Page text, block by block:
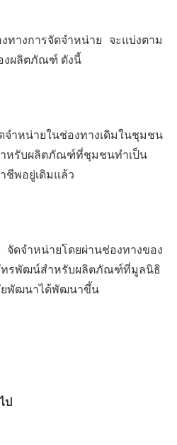
ทางการจัดจำหน่าย จะแบ่งตาม
งผลิตภัณฑ์ ดังนี้
จำหน่ายในช่องทางเดิมในชุมชน
หรับผลิตภัณฑ์ที่ชุมชนทำเป็น
ชีพอยู่เดิมแล้ว
จัดจำหน่ายโดยผ่านช่องทางของ
รพัฒน์สำหรับผลิตภัณฑ์ที่มูลนิธิ
พัฒนาได้พัฒนาขึ้น
ป